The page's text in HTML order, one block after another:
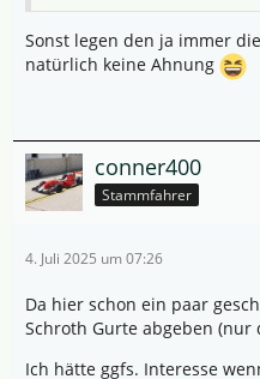
Sonst legen den ja immer
natürlich keine Ahnung
conner400
Stammfahrer
4. Juli 2025 um 07:26
Da hier schon ein paar
Schroth Gurte abgeben
Ich hätte ggfs. Interesse